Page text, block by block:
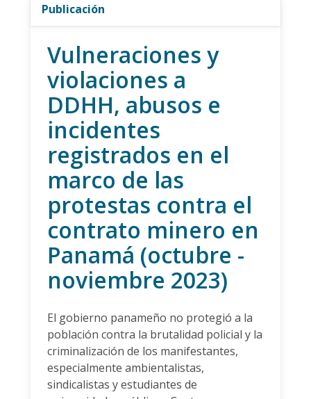
Publicación
Vulneraciones y
violaciones a
DDHH, abusos e
incidentes
registrados en el
marco de las
protestas contra el
contrato minero en
Panamá (octubre -
noviembre 2023)
El gobierno panameño no protegió a la
población contra la brutalidad policial y la
criminalización de los manifestantes,
especialmente ambientalistas,
sindicalistas y estudiantes de